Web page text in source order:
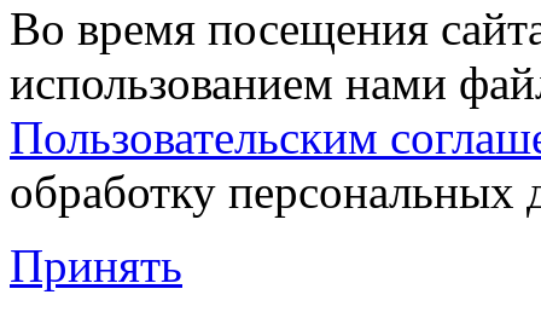
Во время посещения
использованием нами
Пользовательским
обработку персональных
Принять